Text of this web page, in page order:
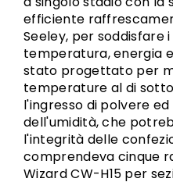
efficiente
Seeley, per soddisfare
temperatura, energia
stato progettato per
temperature al di
l'ingresso di polvere
dell'umidità, che
l'integrità delle
comprendeva cinque
Wizard CW-H15 per